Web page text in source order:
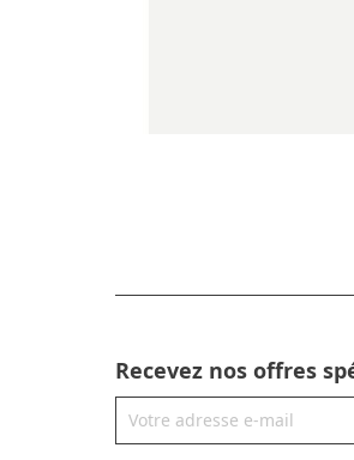
Recevez nos offres